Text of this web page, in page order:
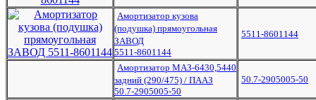
Амортизатор кузова
(подушка) прямоугольная
ЗАВОД
5511-8601144
5511-8601144
Амортизатор МАЗ-6430,5440
задний (290/475) / ПААЗ
50.7-2905005-50
50.7-2905005-50